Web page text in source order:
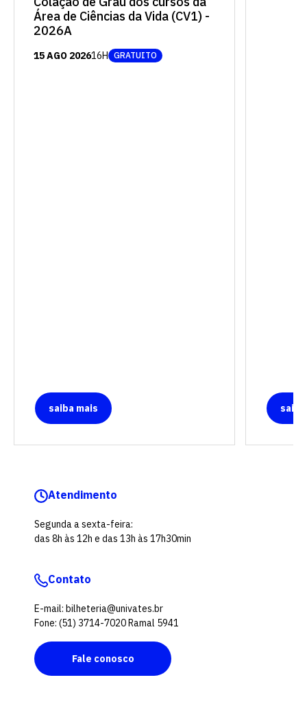
Área de Ciências da Vida (CV1) -
2026A
15 AGO 202616H GRATUITO
saiba mais
Atendimento
Segunda a sexta-feira:
das 8h às 12h e das 13h às 17h30min
Contato
E-mail: bilheteria@univates.br
Fone: (51) 3714-7020 Ramal 5941
Fale conosco